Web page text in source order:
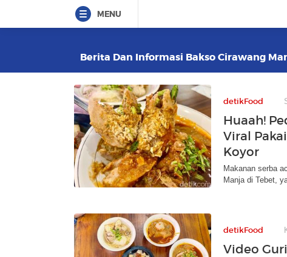
MENU
Berita Dan Informasi Bakso Cirawang
detikFood
Huaah!
Viral
Koyor
Makanan serba
Manja di Tebet,
detikFood
Video